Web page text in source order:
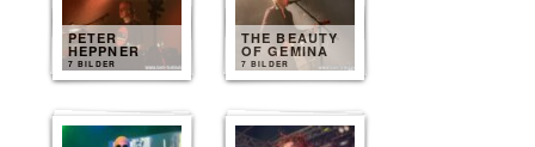
PETER
HEPPNER
7 BILDER
THE BEAUTY
OF GEMINA
7 BILDER